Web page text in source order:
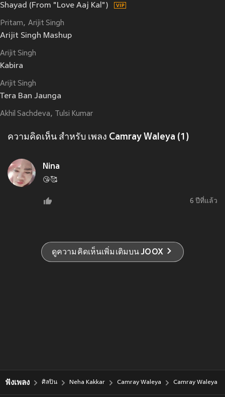
Shayad (From "Love Aaj Kal")
Pritam Arijit Singh
Arijit Singh Mashup
Arijit Singh
Kabira
Arijit Singh
Tera Ban Jaunga
Akhil Sachdeva Tulsi Kumar
ความคิดเห็น สำหรับ เพลง Camray Waleya (1)
Nina
😘🥰
6 ปีที่แล้ว
ดูความคิดเห็นเพิ่มเติมบน JOOX
ฟังเพลง ศิลปิน Neha Kakkar Camray Waleya Camray Waleya